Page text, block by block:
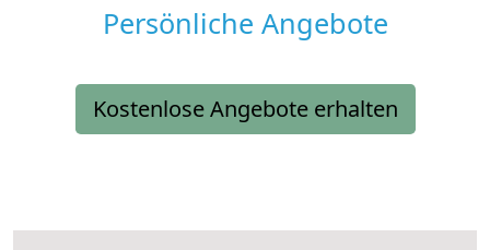
Persönliche Angebote
Kostenlose Angebote erhalten